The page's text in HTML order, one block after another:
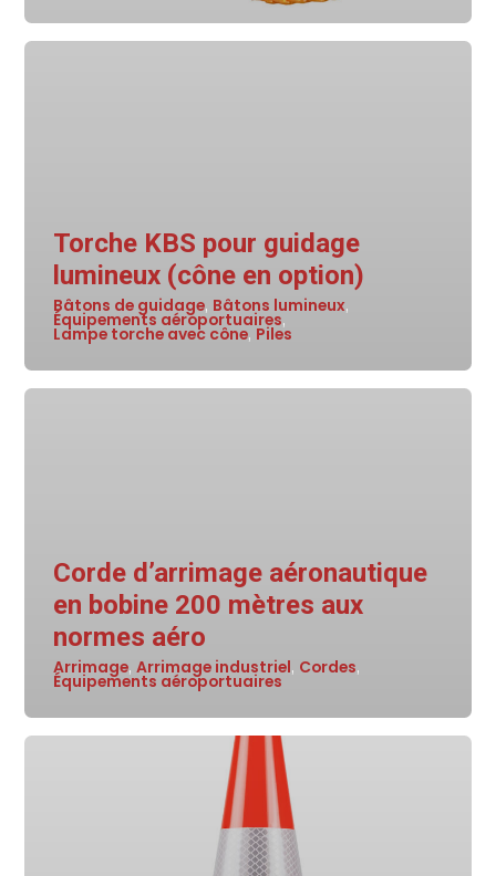
Torche KBS pour guidage
lumineux (cône en option)
Bâtons de guidage, Bâtons lumineux,
Équipements aéroportuaires,
Lampe torche avec cône, Piles
Corde d’arrimage aéronautique
en bobine 200 mètres aux
normes aéro
Arrimage, Arrimage industriel, Cordes,
Équipements aéroportuaires